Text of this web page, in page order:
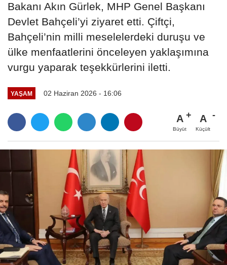
Bakanı Akın Gürlek, MHP Genel Başkanı
Devlet Bahçeli’yi ziyaret etti. Çiftçi,
Bahçeli’nin milli meselelerdeki duruşu ve
ülke menfaatlerini önceleyen yaklaşımına
vurgu yaparak teşekkürlerini iletti.
YAŞAM 02 Haziran 2026 - 16:06
A
Büyüt
A
Küçült